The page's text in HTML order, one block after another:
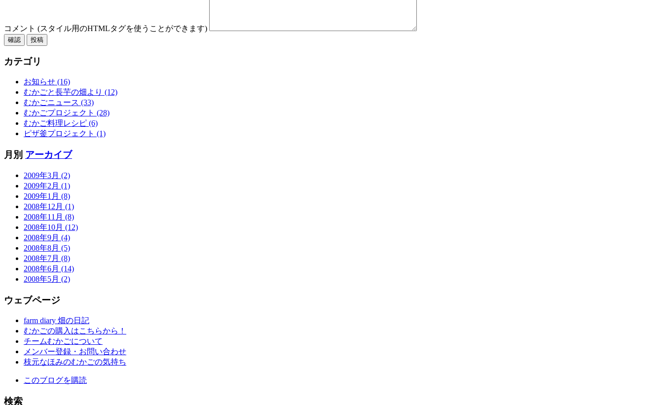
コメント (スタイル用のHTMLタグを使うことができます)
カテゴリ
お知らせ (16)
むかごと長芋の畑より (12)
むかごニュース (33)
むかごプロジェクト (28)
むかご料理レシピ (6)
ピザ釜プロジェクト (1)
月別 アーカイブ
2009年3月 (2)
2009年2月 (1)
2009年1月 (8)
2008年12月 (1)
2008年11月 (8)
2008年10月 (12)
2008年9月 (4)
2008年8月 (5)
2008年7月 (8)
2008年6月 (14)
2008年5月 (2)
ウェブページ
farm diary 畑の日記
むかごの購入はこちらから！
チームむかごについて
メンバー登録・お問い合わせ
枝元なほみのむかごの気持ち
このブログを購読
検索